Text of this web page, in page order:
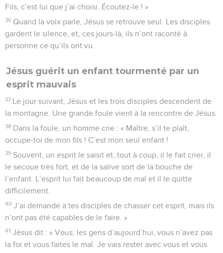
Fils, c’est lui que j’ai choisi. Écoutez-le ! »
36 Quand la voix parle, Jésus se retrouve seul. Les disciples
gardent le silence, et, ces jours-là, ils n’ont raconté à
personne ce qu’ils ont vu.
Jésus guérit un enfant tourmenté par un
esprit mauvais
37 Le jour suivant, Jésus et les trois disciples descendent de
la montagne. Une grande foule vient à la rencontre de Jésus.
38 Dans la foule, un homme crie : « Maître, s’il te plaît,
occupe-toi de mon fils ! C’est mon seul enfant !
39 Souvent, un esprit le saisit et, tout à coup, il le fait crier, il
le secoue très fort, et de la salive sort de la bouche de
l’enfant. L’esprit lui fait beaucoup de mal et il le quitte
difficilement.
40 J’ai demandé à tes disciples de chasser cet esprit, mais ils
n’ont pas été capables de le faire. »
41 Jésus dit : « Vous, les gens d’aujourd’hui, vous n’avez pas
la foi et vous faites le mal. Je vais rester avec vous et vous